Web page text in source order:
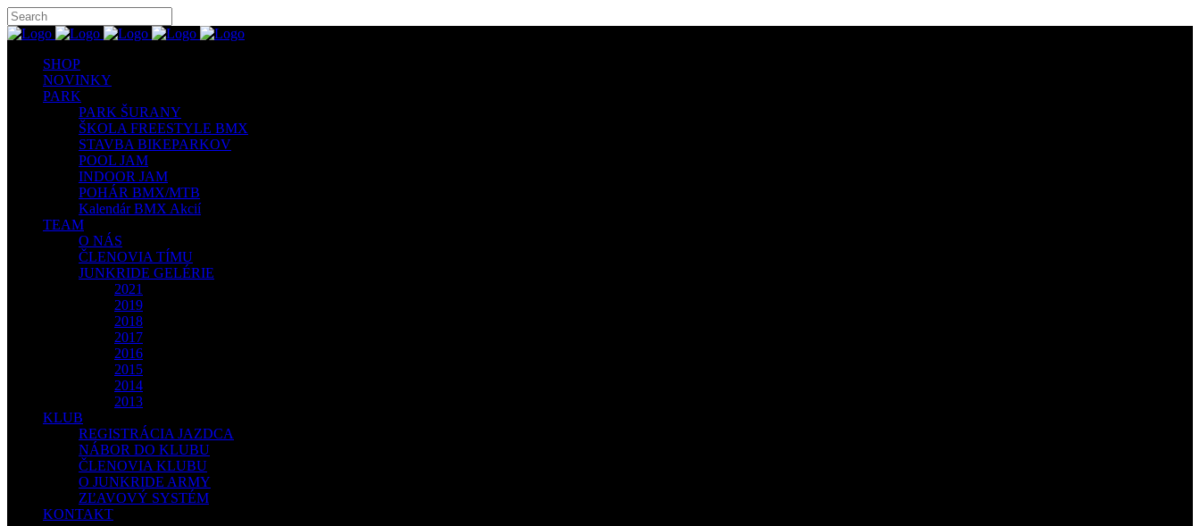
SHOP
NOVINKY
PARK
PARK ŠURANY
ŠKOLA FREESTYLE BMX
STAVBA BIKEPARKOV
POOL JAM
INDOOR JAM
POHÁR BMX/MTB
Kalendár BMX Akcií
TEAM
O NÁS
ČLENOVIA TÍMU
JUNKRIDE GELÉRIE
2021
2019
2018
2017
2016
2015
2014
2013
KLUB
REGISTRÁCIA JAZDCA
NÁBOR DO KLUBU
ČLENOVIA KLUBU
O JUNKRIDE ARMY
ZĽAVOVÝ SYSTÉM
KONTAKT